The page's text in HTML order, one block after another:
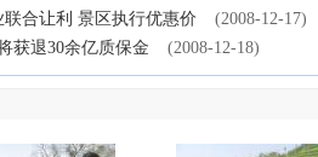
合让利 景区执行优惠价
(2008-12-17)
获退30余亿质保金 (2008-12-18)